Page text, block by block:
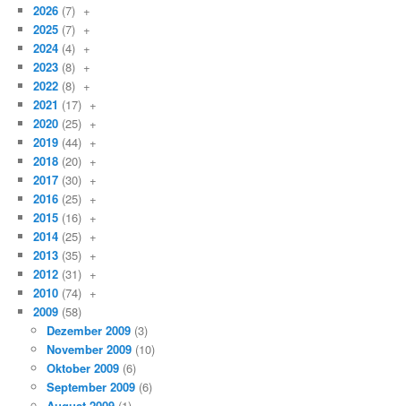
2026 (7) +
2025 (7) +
2024 (4) +
2023 (8) +
2022 (8) +
2021 (17) +
2020 (25) +
2019 (44) +
2018 (20) +
2017 (30) +
2016 (25) +
2015 (16) +
2014 (25) +
2013 (35) +
2012 (31) +
2010 (74) +
2009 (58)
Dezember 2009 (3)
November 2009 (10)
Oktober 2009 (6)
September 2009 (6)